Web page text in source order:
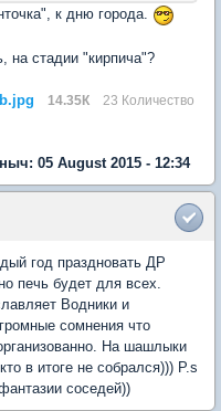
к дню города.
на стадии "кирпича"?
14.35К
23 Количество
05 August 2015 - 12:34
год праздновать ДР
печь будет для всех.
Водники и
сомнения что
На шашлыки
в итоге не собрался))) P.s
соседей))